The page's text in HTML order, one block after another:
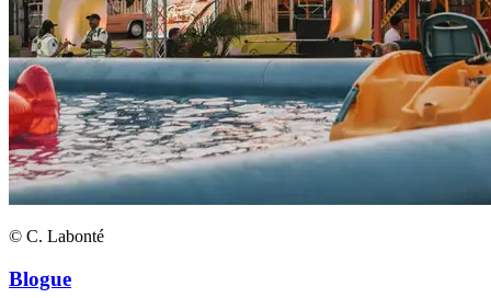
© C. Labonté
Blogue